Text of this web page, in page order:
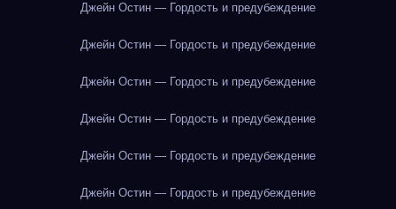
Джейн Остин — Гордость и предубеждение
Джейн Остин — Гордость и предубеждение
Джейн Остин — Гордость и предубеждение
Джейн Остин — Гордость и предубеждение
Джейн Остин — Гордость и предубеждение
Джейн Остин — Гордость и предубеждение